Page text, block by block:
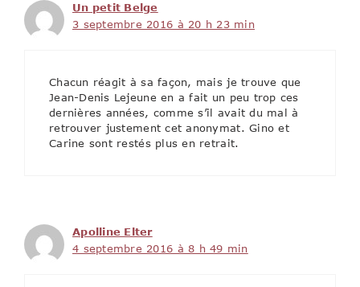
Un petit Belge
3 septembre 2016 à 20 h 23 min
Chacun réagit à sa façon, mais je trouve que
Jean-Denis Lejeune en a fait un peu trop ces
dernières années, comme s’il avait du mal à
retrouver justement cet anonymat. Gino et
Carine sont restés plus en retrait.
Apolline Elter
4 septembre 2016 à 8 h 49 min